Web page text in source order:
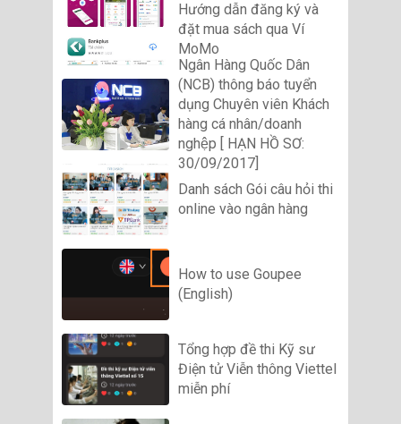
Hướng dẫn đăng ký và
đặt mua sách qua Ví
MoMo
Ngân Hàng Quốc Dân
(NCB) thông báo tuyển
dụng Chuyên viên Khách
hàng cá nhân/doanh
nghệp [ HẠN HỒ SƠ:
30/09/2017]
Danh sách Gói câu hỏi thi
online vào ngân hàng
How to use Goupee
(English)
Tổng hợp đề thi Kỹ sư
Điện tử Viễn thông Viettel
miễn phí